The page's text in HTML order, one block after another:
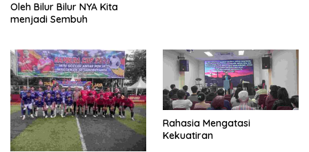
Oleh Bilur Bilur NYA Kita
menjadi Sembuh
Rahasia Mengatasi
Kekuatiran